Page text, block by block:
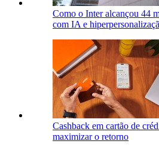
Como o Inter alcançou 44
com IA e
Cashback em cartão de
maximizar o retorno